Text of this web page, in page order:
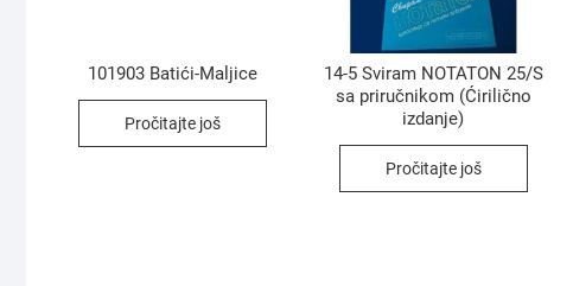
101903 Batići-Maljice
Pročitajte još
14-5 Sviram NOTATON 25/S
sa priručnikom (Ćirilično
izdanje)
Pročitajte još